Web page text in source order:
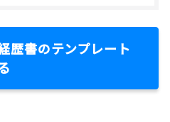
歴書のテンプレート